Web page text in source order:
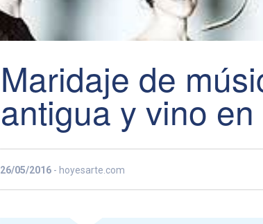
Maridaje de
antigua y vino
26/05/2016 - hoyesarte.com